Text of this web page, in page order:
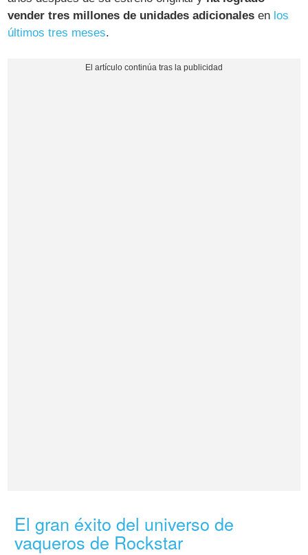
vender tres millones de unidades adicionales en los
últimos tres meses.
El gran éxito del universo de
vaqueros de Rockstar